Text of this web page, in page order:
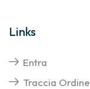
Links
Entra
Traccia Ordine